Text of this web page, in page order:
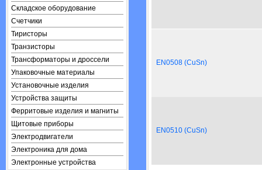
Складское оборудование
Счетчики
Тиристоры
Транзисторы
Трансформаторы и дроссели
Упаковочные материалы
Установочные изделия
Устройства защиты
Ферритовые изделия и магниты
Щитовые приборы
Электродвигатели
Электроника для дома
Электронные устройства
EN0508 (CuSn)
EN0510 (CuSn)